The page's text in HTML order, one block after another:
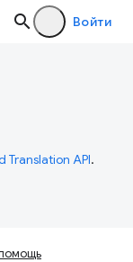
Войти
Translation API.